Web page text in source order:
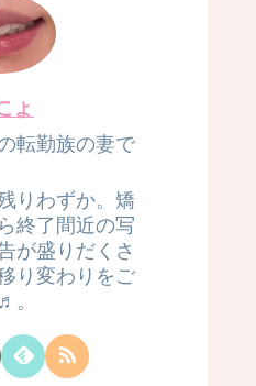
ょ
転勤族の妻で
りわずか。矯
終了間近の写
が盛りだくさ
り変わりをご
。